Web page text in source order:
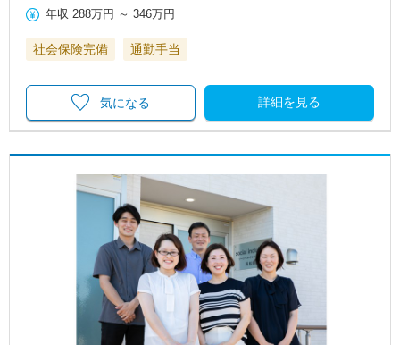
年収 288万円 ～346万円
社会保険完備 通勤手当
詳細を見る
気になる